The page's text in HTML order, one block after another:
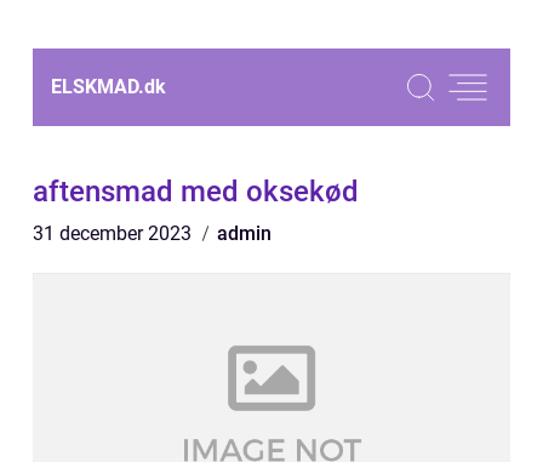
ELSKMAD.dk
aftensmad med oksekød
31 december 2023 admin